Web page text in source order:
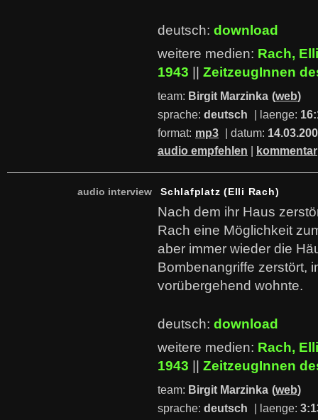
deutsch: download
weitere medien: Rach, Elli
1943
ZeitzeugInnen
team: Birgit Marzinka (web)
sprache: deutsch | laenge:
format: mp3 | datum:
audio empfehlen
kommentar
audio interview Schlafplatz (Elli Rach)
Nach dem ihr Haus
Rach eine Möglichkeit
aber immer wieder die
Bombenangriffe zerstört,
vorübergehend wohnte.
deutsch: download
weitere medien: Rach, Elli
1943
ZeitzeugInnen
team: Birgit Marzinka (web)
sprache: deutsch | laenge: